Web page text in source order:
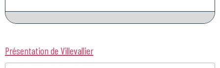
Présentation de Villevallier